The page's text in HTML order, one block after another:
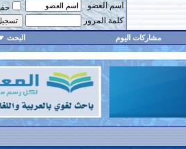
اسم العضو
كلمة المرور
مشاركات اليوم البحث